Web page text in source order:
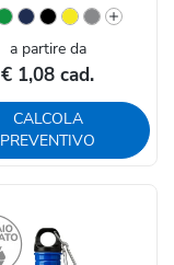
a partire da
€ 1,08 cad.
CALCOLA
PREVENTIVO